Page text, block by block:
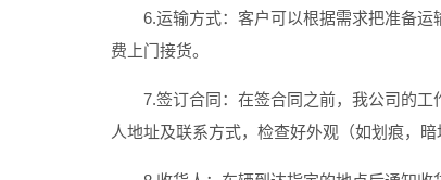
6.运输方式：客户可以根据需求把准备运
费上门接货。
7.签订合同：在签合同之前，我公司的工
人地址及联系方式，检查好外观（如划痕，